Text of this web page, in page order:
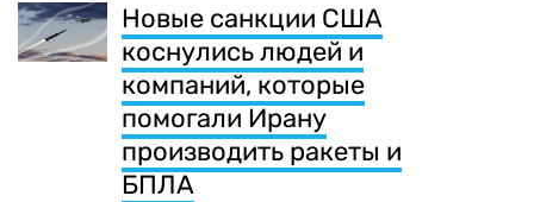
Новые санкции США
коснулись людей и
компаний, которые
помогали Ирану
производить ракеты и
БПЛА